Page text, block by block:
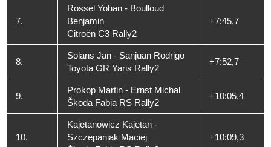
7.
Rossel Yohan - Boulloud
Benjamin
Citroën C3 Rally2
+7:45,7
8.
Solans Jan - Sanjuan Rodrigo
Toyota GR Yaris Rally2
+7:52,7
9.
Prokop Martin - Ernst Michal
Škoda Fabia RS Rally2
+10:05,4
10.
Kajetanowicz Kajetan -
Szczepaniak Maciej
+10:09,3